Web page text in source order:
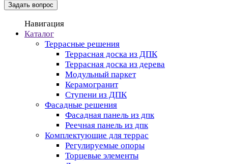
Задать вопрос
Навигация
Каталог
Террасные решения
Террасная доска из ДПК
Террасная доска из дерева
Модульный паркет
Керамогранит
Ступени из ДПК
Фасадные решения
Фасадная панель из дпк
Реечная панель из дпк
Комплектующие для террас
Регулируемые опоры
Торцевые элементы